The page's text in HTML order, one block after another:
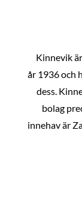
Kinnevik
år 1936 och
dess.
bolag
innehav är